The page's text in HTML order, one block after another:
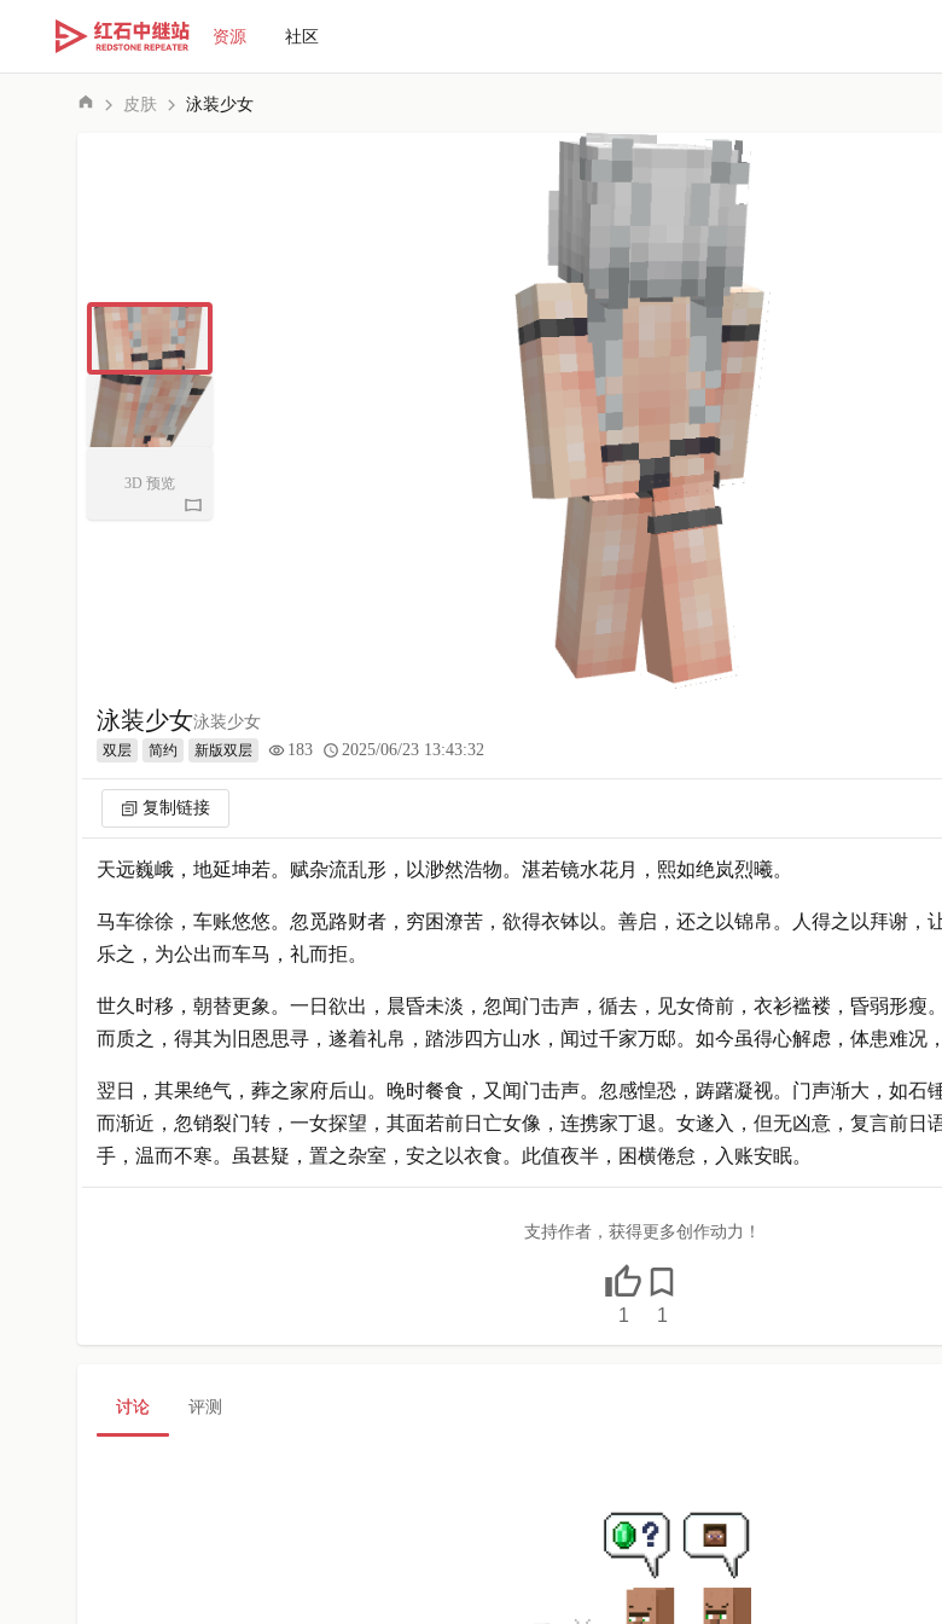
资源 社区
皮肤 泳装少女
3D 预览
泳装少女泳装少女
双层 简约 新版双层 183 2025/06/23 13:43:32
复制链接
天远巍峨，地延坤若。赋杂流乱形，以渺然浩物。湛若镜水花月，熙如绝岚烈曦。
马车徐徐，车账悠悠。忽觅路财者，穷困潦苦，欲得衣钵以。善启，还之以锦帛。人得之以拜谢，
乐之，为公出而车马，礼而拒。
世久时移，朝替更象。一日欲出，晨昏未淡，忽闻门击声，循去，见女倚前，衣衫褴褛，昏弱形瘦
而质之，得其为旧恩思寻，遂着礼帛，踏涉四方山水，闻过千家万邸。如今虽得心解虑，体患难况
翌日，其果绝气，葬之家府后山。晚时餐食，又闻门击声。忽感惶恐，踌躇凝视。门声渐大，如石
而渐近，忽销裂门转，一女探望，其面若前日亡女像，连携家丁退。女遂入，但无凶意，复言前日
手，温而不寒。虽甚疑，置之杂室，安之以衣食。此值夜半，困横倦怠，入账安眠。
支持作者，获得更多创作动力！
1 1
讨论 评测